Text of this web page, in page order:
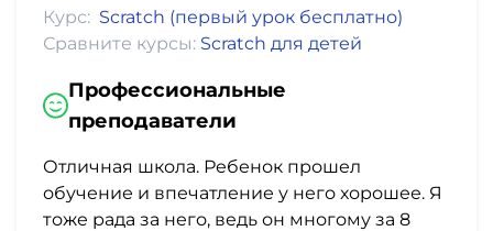
Курс: Scratch (первый урок бесплатно)
Сравните курсы: Scratch для детей
Профессиональные
преподаватели
Отличная школа. Ребенок прошел
обучение и впечатление у него хорошее. Я
тоже рада за него, ведь он многому за 8